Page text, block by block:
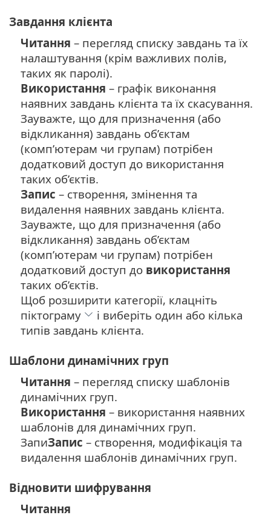
Завдання клієнта
Читання – перегляд списку завдань та їх
налаштування (крім важливих полів,
таких як паролі).
Використання – графік виконання
наявних завдань клієнта та їх скасування.
Зауважте, що для призначення (або
відкликання) завдань об’єктам
(комп’ютерам чи групам) потрібен
додатковий доступ до використання
таких об’єктів.
Запис – створення, змінення та
видалення наявних завдань клієнта.
Зауважте, що для призначення (або
відкликання) завдань об’єктам
(комп’ютерам чи групам) потрібен
додатковий доступ до використання
таких об’єктів.
Щоб розширити категорії, клацніть
піктограму
і виберіть один або кілька
типів завдань клієнта.
Шаблони динамічних груп
Читання – перегляд списку шаблонів
динамічних груп.
Використання – використання наявних
шаблонів для динамічних груп.
ЗапиЗапис – створення, модифікація та
видалення шаблонів динамічних груп.
Відновити шифрування
Читання